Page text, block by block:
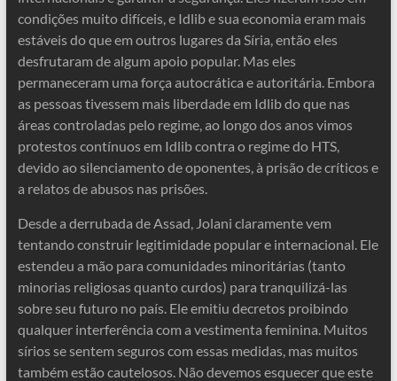
condições muito difíceis, e Idlib e sua economia eram mais
estáveis ​​do que em outros lugares da Síria, então eles
desfrutaram de algum apoio popular. Mas eles
permaneceram uma força autocrática e autoritária. Embora
as pessoas tivessem mais liberdade em Idlib do que nas
áreas controladas pelo regime, ao longo dos anos vimos
protestos contínuos em Idlib contra o regime do HTS,
devido ao silenciamento de oponentes, à prisão de críticos e
a relatos de abusos nas prisões.
Desde a derrubada de Assad, Jolani claramente vem
tentando construir legitimidade popular e internacional. Ele
estendeu a mão para comunidades minoritárias (tanto
minorias religiosas quanto curdos) para tranquilizá-las
sobre seu futuro no país. Ele emitiu decretos proibindo
qualquer interferência com a vestimenta feminina. Muitos
sírios se sentem seguros com essas medidas, mas muitos
também estão cautelosos. Não devemos esquecer que este